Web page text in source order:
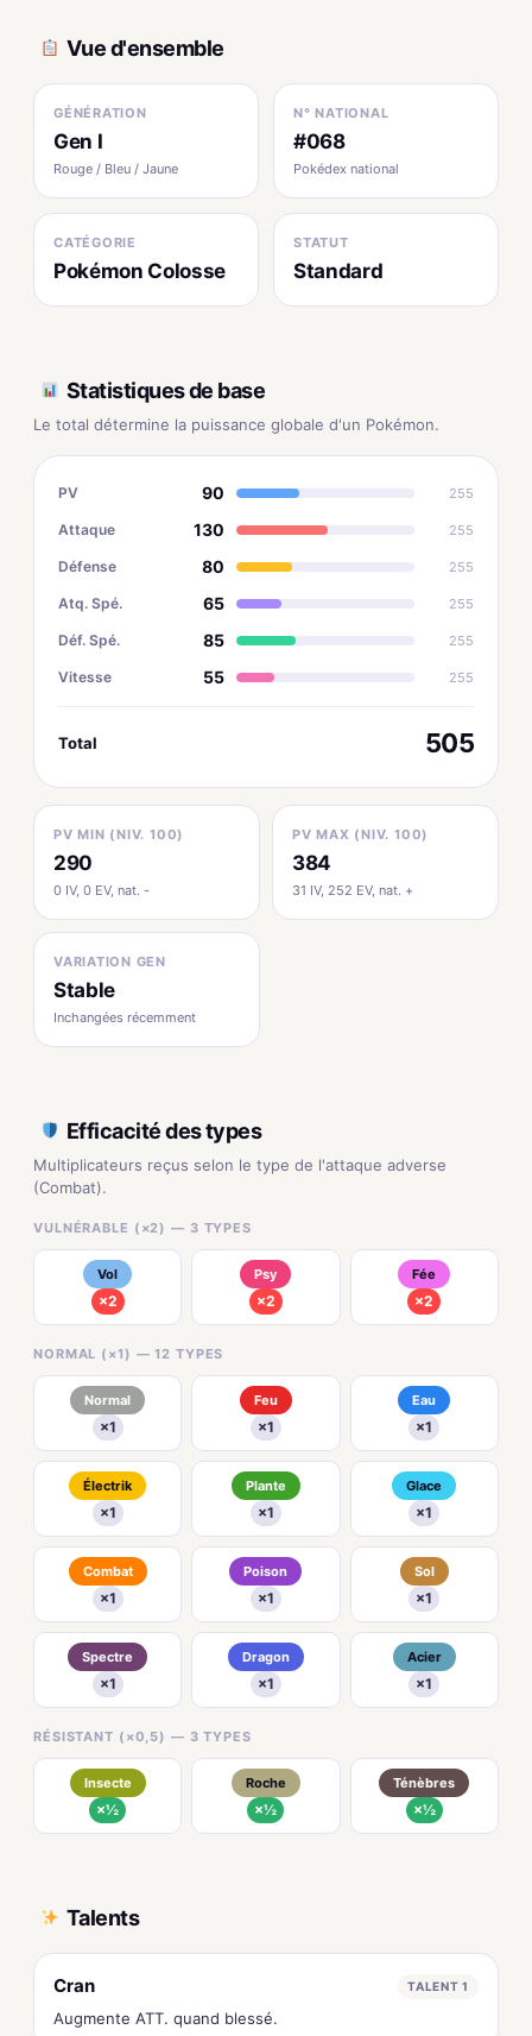
Vue d'ensemble
GÉNÉRATION
Gen I
Rouge / Bleu / Jaune
N° NATIONAL
#068
Pokédex national
CATÉGORIE
Pokémon Colosse
STATUT
Standard
Statistiques de base
Le total détermine la puissance globale d'un Pokémon.
PV 90 255
Attaque 130 255
Défense 80 255
Atq. Spé. 65 255
Déf. Spé. 85 255
Vitesse 55 255
Total 505
PV MIN (NIV. 100)
290
0 IV, 0 EV, nat. -
PV MAX (NIV. 100)
384
31 IV, 252 EV, nat. +
VARIATION GEN
Stable
Inchangées récemment
Efficacité des types
Multiplicateurs reçus selon le type de l'attaque adverse
(Combat).
VULNÉRABLE (×2) — 3 TYPES
Vol
×2
Psy
×2
Fée
×2
NORMAL (×1) — 12 TYPES
Normal
×1
Feu
×1
Eau
×1
Électrik
×1
Plante
×1
Glace
×1
Combat
×1
Poison
×1
Sol
×1
Spectre
×1
Dragon
×1
Acier
×1
RÉSISTANT (×0,5) — 3 TYPES
Insecte
×½
Roche
×½
Ténèbres
×½
Talents
Cran TALENT 1
Augmente ATT. quand blessé.